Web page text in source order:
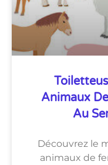
Animaux
Au
Découvrez le
animaux de